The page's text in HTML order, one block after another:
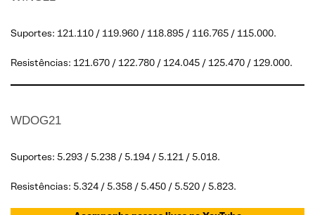
Suportes: 121.110 / 119.960 / 118.895 / 116.765 / 115.000.
Resistências: 121.670 / 122.780 / 124.045 / 125.470 / 129.000.
WDOG21
Suportes: 5.293 / 5.238 / 5.194 / 5.121 / 5.018.
Resistências: 5.324 / 5.358 / 5.450 / 5.520 / 5.823.